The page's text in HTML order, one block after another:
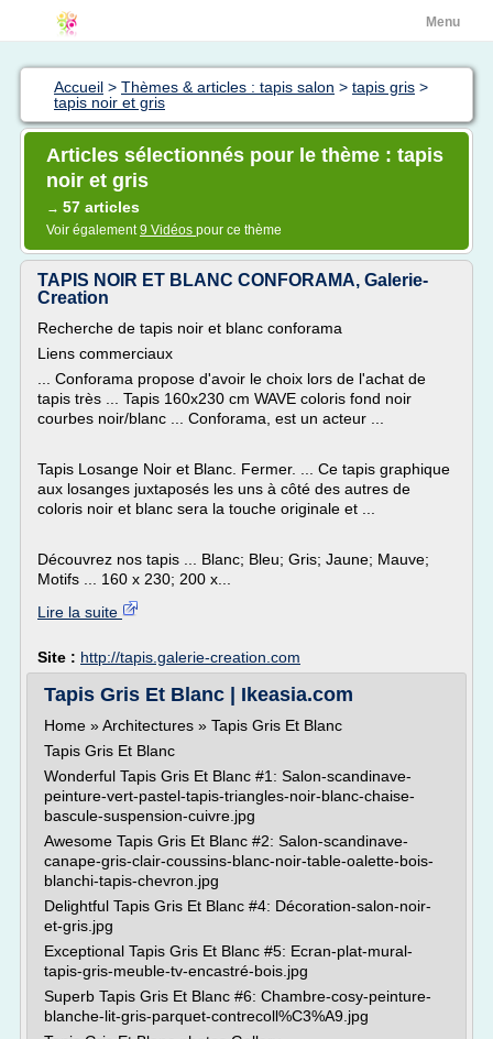
Menu
Accueil > Thèmes & articles : tapis salon > tapis gris >
tapis noir et gris
Articles sélectionnés pour le thème : tapis
noir et gris
→ 57 articles
Voir également9 Vidéos pour ce thème
TAPIS NOIR ET BLANC CONFORAMA, Galerie-
Creation
Recherche de tapis noir et blanc conforama
Liens commerciaux
... Conforama propose d'avoir le choix lors de l'achat de
tapis très ... Tapis 160x230 cm WAVE coloris fond noir
courbes noir/blanc ... Conforama, est un acteur ...
Tapis Losange Noir et Blanc. Fermer. ... Ce tapis graphique
aux losanges juxtaposés les uns à côté des autres de
coloris noir et blanc sera la touche originale et ...
Découvrez nos tapis ... Blanc; Bleu; Gris; Jaune; Mauve;
Motifs ... 160 x 230; 200 x...
Lire la suite
Site : http://tapis.galerie-creation.com
Tapis Gris Et Blanc | Ikeasia.com
Home » Architectures » Tapis Gris Et Blanc
Tapis Gris Et Blanc
Wonderful Tapis Gris Et Blanc #1: Salon-scandinave-
peinture-vert-pastel-tapis-triangles-noir-blanc-chaise-
bascule-suspension-cuivre.jpg
Awesome Tapis Gris Et Blanc #2: Salon-scandinave-
canape-gris-clair-coussins-blanc-noir-table-oalette-bois-
blanchi-tapis-chevron.jpg
Delightful Tapis Gris Et Blanc #4: Décoration-salon-noir-
et-gris.jpg
Exceptional Tapis Gris Et Blanc #5: Ecran-plat-mural-
tapis-gris-meuble-tv-encastré-bois.jpg
Superb Tapis Gris Et Blanc #6: Chambre-cosy-peinture-
blanche-lit-gris-parquet-contrecoll%C3%A9.jpg